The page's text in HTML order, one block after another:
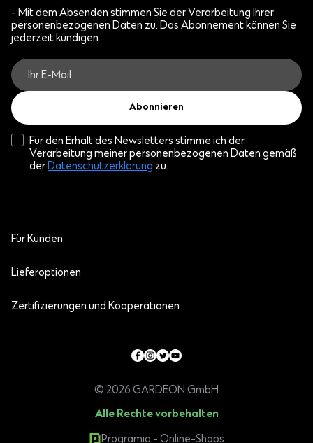
- Mit dem Absenden stimmen Sie der Verarbeitung Ihrer
personenbezogenen Daten zu. Das Abonnement können Sie
jederzeit kündigen.
Abonnieren
Für den Erhalt des Newsletters stimme ich der
Verarbeitung meiner personenbezogenen Daten gemäß
derDatenschutzerklärung zu.
Für Kunden
Zertifizierungen und Kooperationen
Lieferoptionen
© 2026 GARDEON GmbH
Alle Rechte vorbehalten
Programia - Online-Shops